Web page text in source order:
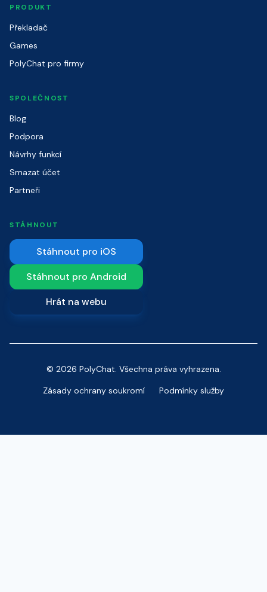
PRODUKT
Překladač
Games
PolyChat pro firmy
SPOLEČNOST
Blog
Podpora
Návrhy funkcí
Smazat účet
Partneři
STÁHNOUT
Stáhnout pro iOS
Stáhnout pro Android
Hrát na webu
© 2026 PolyChat. Všechna práva vyhrazena.
Zásady ochrany soukromí
Podmínky služby